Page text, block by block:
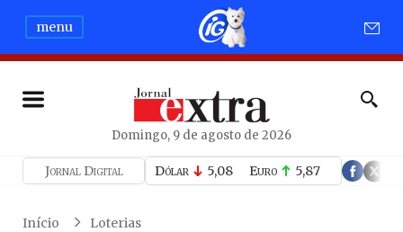
menu
Domingo, 9 de agosto de 2026
Jornal Digital Dólar 5,08 Euro 5,87
Início Loterias